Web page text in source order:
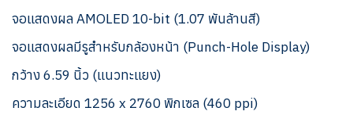
จอแสดงผล AMOLED 10-bit (1.07 พันล้านสี)
จอแสดงผลมีรูสำหรับกล้องหน้า (Punch-Hole Display)
กว้าง 6.59 นิ้ว (แนวทะแยง)
ความละเอียด 1256 x 2760 พิกเซล (460 ppi)